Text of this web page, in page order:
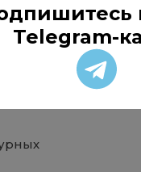
в
Telegram-